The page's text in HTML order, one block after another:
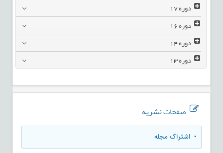
دوره17
دوره16
دوره14
دوره13
صفحات نشریه
• اشتراک مجله